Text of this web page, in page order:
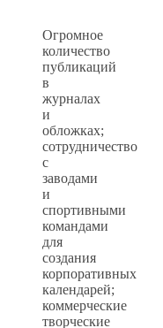
Огромное
количество
публикаций
в
журналах
и
обложках;
сотрудничество
с
заводами
и
спортивными
командами
для
создания
корпоративных
календарей;
коммерческие
творческие